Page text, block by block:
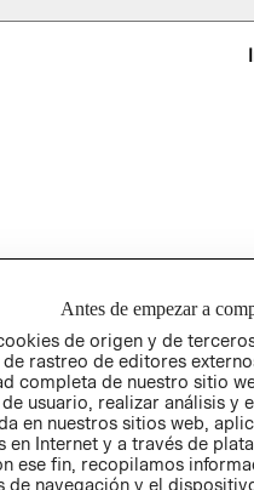
Antes de empezar a
de origen y de
rastreo de editores
completa de nuestro sitio
usuario, realizar análisis y
en nuestros sitios web,
en Internet y a través de
ese fin, recopilamos
de navegación y el